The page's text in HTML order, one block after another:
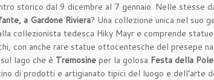
storico dal 9 dicembre al 7 gennaio. Nelle stesse
a Gardone Riviera? Una collezione unica nel suo
collezionista tedesca Hiky Mayr e comprende
con anche rare statue ottocentesche del presepe
lago che è Tremosine per la golosa Festa della
di prodotti e artigianato tipici del luogo e dell’arte